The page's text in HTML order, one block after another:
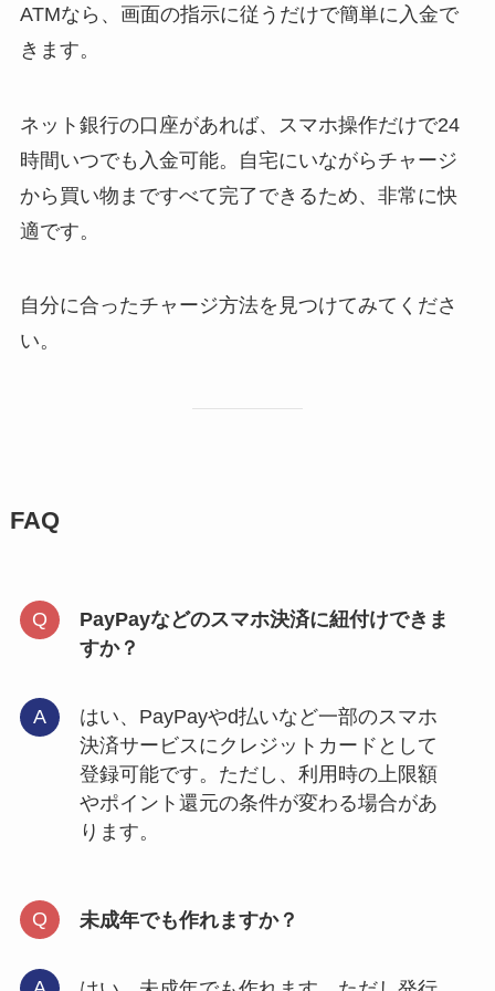
ATMなら、画面の指示に従うだけで簡単に入金で
きます。
ネット銀行の口座があれば、スマホ操作だけで24
時間いつでも入金可能。自宅にいながらチャージ
から買い物まですべて完了できるため、非常に快
適です。
自分に合ったチャージ方法を見つけてみてくださ
い。
FAQ
PayPayなどのスマホ決済に紐付けできま
すか？
はい、PayPayやd払いなど一部のスマホ
決済サービスにクレジットカードとして
登録可能です。ただし、利用時の上限額
やポイント還元の条件が変わる場合があ
ります。
未成年でも作れますか？